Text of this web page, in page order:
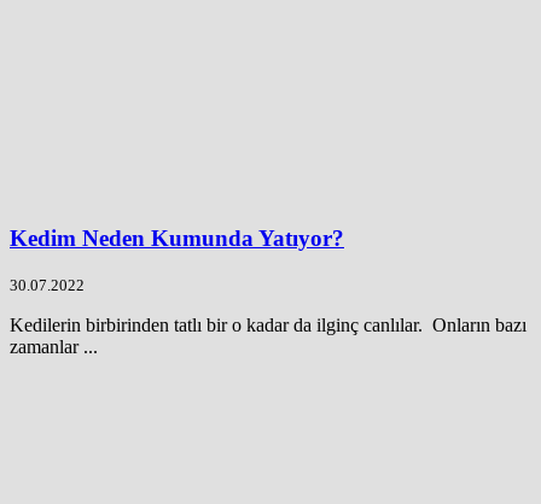
Kedim Neden Kumunda Yatıyor?
30.07.2022
Kedilerin birbirinden tatlı bir o kadar da ilginç canlılar. Onların bazı
zamanlar ...